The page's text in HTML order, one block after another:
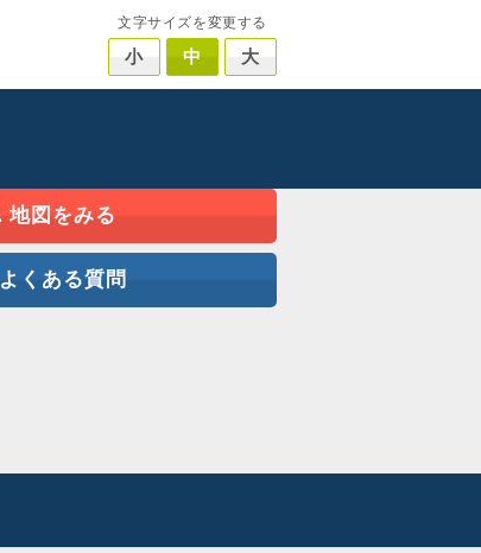
文字サイズを変更する
小 中 大
地図をみる
よくある質問